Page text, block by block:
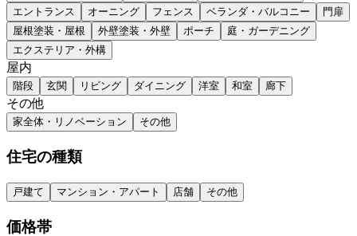
エントランス
オーニング フェンス ベランダ・バルコニー
門扉
屋根塗装・屋根
外壁塗装・外壁 ポーチ
庭・ガーデニング
エクステリア・外構
屋内
階段 玄関 リビング ダイニング 洋室 和室 廊下
その他
家全体・リノベーション その他
住宅の種類
戸建て マンション・アパート 店舗 その他
価格帯